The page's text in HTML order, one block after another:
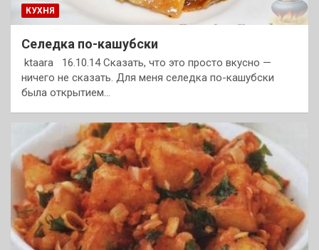
КУХНЯ
Селедка по-кашубски
ktaara 16.10.14 Сказать, что это просто вкусно —
ничего не сказать. Для меня селедка по-кашубски
была открытием…